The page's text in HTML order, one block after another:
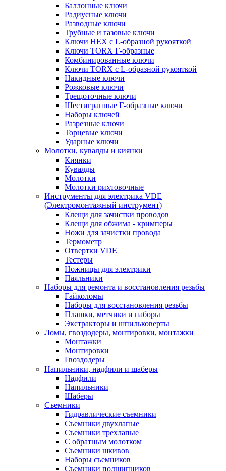
Баллонные ключи
Радиусные ключи
Разводные ключи
Трубные и газовые ключи
Ключи HEX с L-образной рукояткой
Ключи TORX Г-образные
Комбинированные ключи
Ключи TORX с L-образной рукояткой
Накидные ключи
Рожковые ключи
Трещоточные ключи
Шестигранные Г-образные ключи
Наборы ключей
Разрезные ключи
Торцевые ключи
Ударные ключи
Молотки, кувалды и киянки
Киянки
Кувалды
Молотки
Молотки рихтовочные
Инструменты для электрика VDE
(Электромонтажный инструмент)
Клещи для зачистки проводов
Клещи для обжима - кримперы
Ножи для зачистки провода
Термометр
Отвертки VDE
Тестеры
Ножницы для электрики
Паяльники
Наборы для ремонта и восстановления резьбы
Гайколомы
Наборы для восстановления резьбы
Плашки, метчики и наборы
Экстракторы и шпильковерты
Ломы, гвоздодеры, монтировки, монтажки
Монтажки
Монтировки
Гвоздодеры
Напильники, надфили и шаберы
Надфили
Напильники
Шаберы
Съемники
Гидравлические съемники
Съемники двухлапые
Съемники трехлапые
С обратным молотком
Съемники шкивов
Наборы съемников
Съемники подшипников